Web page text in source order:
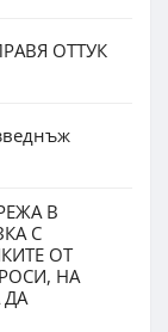
ОТТУК
В
С
ОТ
НА
ДА